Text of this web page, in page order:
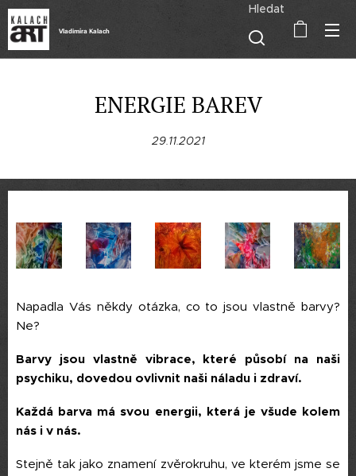
Vladimíra Kalach
Hledat
ENERGIE BAREV
29.11.2021
Napadla Vás někdy otázka, co to jsou vlastně barvy?
Ne?
Barvy jsou vlastně vibrace, které působí na naši
psychiku, dovedou ovlivnit naši náladu i zdraví.
Každá barva má svou energii, která je všude kolem
nás i v nás.
Stejně tak jako znamení zvěrokruhu, ve kterém jsme se